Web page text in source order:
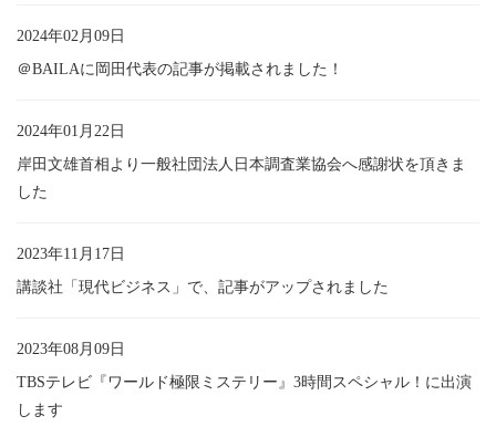
2024年02月09日
＠BAILAに岡田代表の記事が掲載されました！
2024年01月22日
岸田文雄首相より一般社団法人日本調査業協会へ感謝状を頂きま
した
2023年11月17日
講談社「現代ビジネス」で、記事がアップされました
2023年08月09日
TBSテレビ『ワールド極限ミステリー』3時間スペシャル！に出演
します